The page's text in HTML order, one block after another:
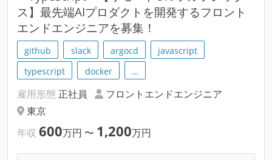
ス】最先端AIプロダクトを開発するフロント
エンドエンジニアを募集！
github slack argocd
javascript
typescript
docker …
雇用形態 正社員
フロントエンドエンジニア
東京
年収 600万円 〜 1,200万円